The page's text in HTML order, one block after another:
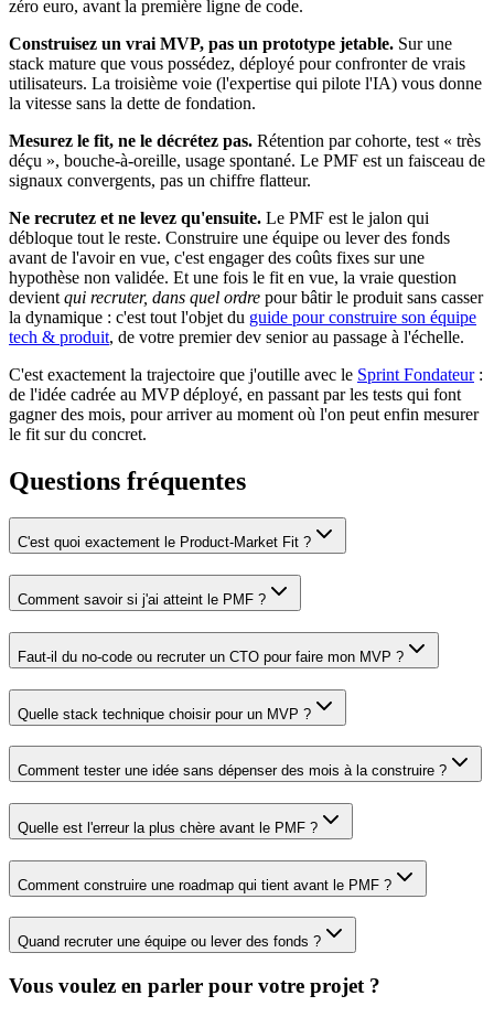
zéro euro, avant la première ligne de code.
Construisez un vrai MVP, pas un prototype jetable. Sur une
stack mature que vous possédez, déployé pour confronter de vrais
utilisateurs. La troisième voie (l'expertise qui pilote l'IA) vous donne
la vitesse sans la dette de fondation.
Mesurez le fit, ne le décrétez pas. Rétention par cohorte, test « très
déçu », bouche-à-oreille, usage spontané. Le PMF est un faisceau de
signaux convergents, pas un chiffre flatteur.
Ne recrutez et ne levez qu'ensuite. Le PMF est le jalon qui
débloque tout le reste. Construire une équipe ou lever des fonds
avant de l'avoir en vue, c'est engager des coûts fixes sur une
hypothèse non validée. Et une fois le fit en vue, la vraie question
devient qui recruter, dans quel ordre pour bâtir le produit sans casser
la dynamique : c'est tout l'objet du guide pour construire son équipe
tech & produit, de votre premier dev senior au passage à l'échelle.
C'est exactement la trajectoire que j'outille avec le Sprint Fondateur:
de l'idée cadrée au MVP déployé, en passant par les tests qui font
gagner des mois, pour arriver au moment où l'on peut enfin mesurer
le fit sur du concret.
Questions fréquentes
C'est quoi exactement le Product-Market Fit ?
Comment savoir si j'ai atteint le PMF ?
Faut-il du no-code ou recruter un CTO pour faire mon MVP ?
Quelle stack technique choisir pour un MVP ?
Comment tester une idée sans dépenser des mois à la construire ?
Quelle est l'erreur la plus chère avant le PMF ?
Comment construire une roadmap qui tient avant le PMF ?
Quand recruter une équipe ou lever des fonds ?
Vous voulez en parler pour votre projet ?